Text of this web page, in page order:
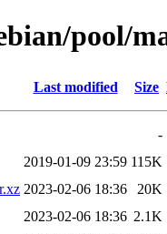
pool/
Last modified Size
-
2019-01-09 23:59 115K
2023-02-06 18:36
20K
2023-02-06 18:36 2.1K